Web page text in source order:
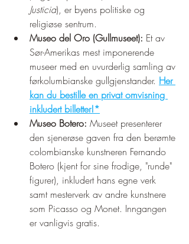
Justicia), er byens politiske og
religiøse sentrum.
Museo del Oro (Gullmuseet): Et av
Sør-Amerikas mest imponerende
museer med en uvurderlig samling av
førkolumbianske gullgjenstander. Her
kan du bestille en privat omvisning
inkludert billetter!*
Museo Botero: Museet presenterer
den sjenerøse gaven fra den berømte
colombianske kunstneren Fernando
Botero (kjent for sine frodige, "runde"
figurer), inkludert hans egne verk
samt mesterverk av andre kunstnere
som Picasso og Monet. Inngangen
er vanligvis gratis.